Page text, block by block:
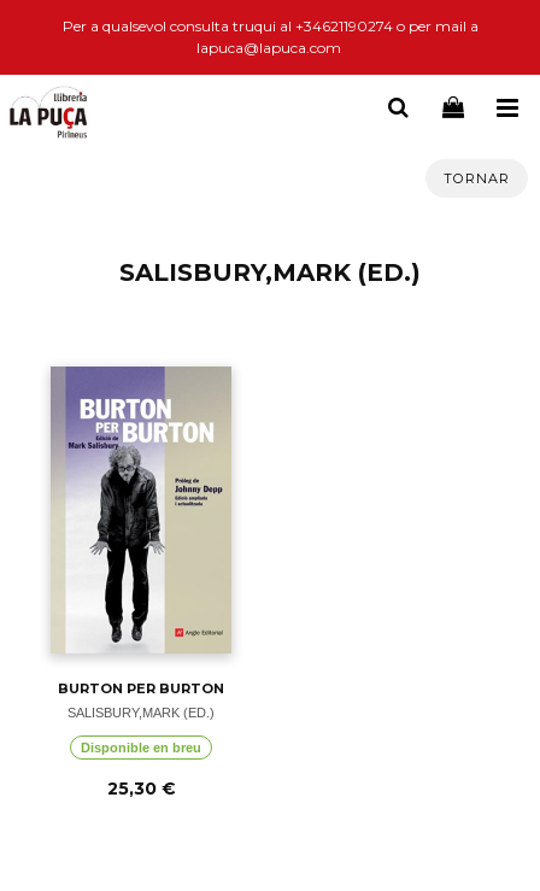
Per a qualsevol consulta truqui al +34621190274 o per mail a
lapuca@lapuca.com
TORNAR
SALISBURY,MARK (ED.)
BURTON PER BURTON
SALISBURY,MARK (ED.)
Disponible en breu
25,30 €